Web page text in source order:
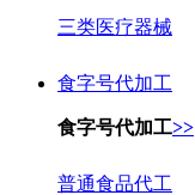
三类医疗器械
食字号代加工
食字号代加工>>
普通食品代工